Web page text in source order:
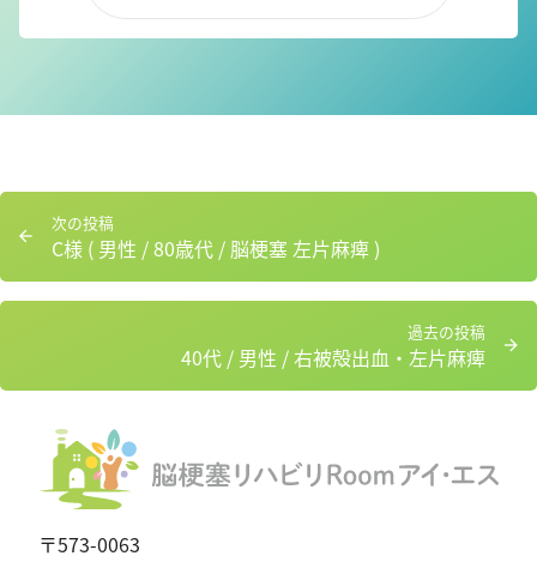
投
ビ
過去の投稿
の
40代 / 男性 / 右被殻出血・左片麻痺
次の投稿
次
投
稿：
C様 ( 男性 / 80歳代 / 脳梗塞 左片麻痺 )
〒573-0063